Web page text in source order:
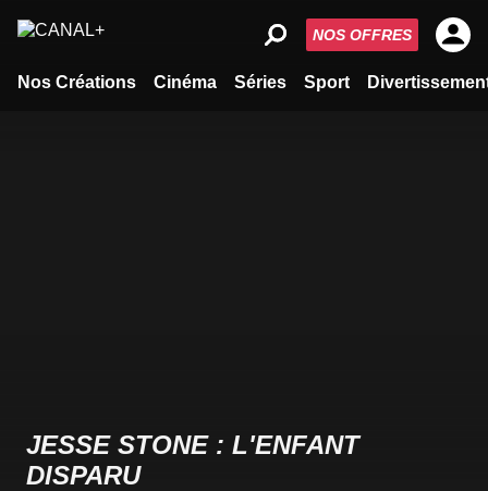
Nos Créations Cinéma Séries Sport
NOS OFFRES
JESSE STONE : L'ENFANT
DISPARU